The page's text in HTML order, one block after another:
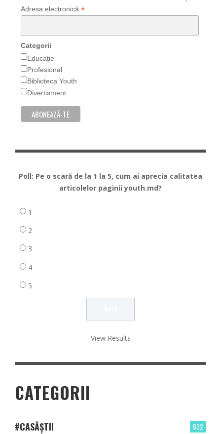
Adresa electronică *
Categorii
Educație
Profesional
Biblioteca Youth
Divertisment
Poll: Pe o scară de la 1 la 5, cum ai aprecia calitatea
articolelor paginii youth.md?
1
2
3
4
5
View Results
CATEGORII
632
#CASĂȘTII